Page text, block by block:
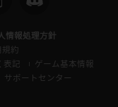
情報処理方針
規約
表記
ゲーム基本情報
サポートセンター